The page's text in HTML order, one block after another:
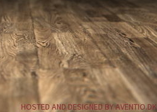
HOSTED AND DESIGNED BY AVENTIO.DK